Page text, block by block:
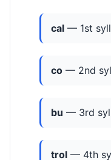
cal — 1st
co — 2nd
bu — 3rd
trol — 4th